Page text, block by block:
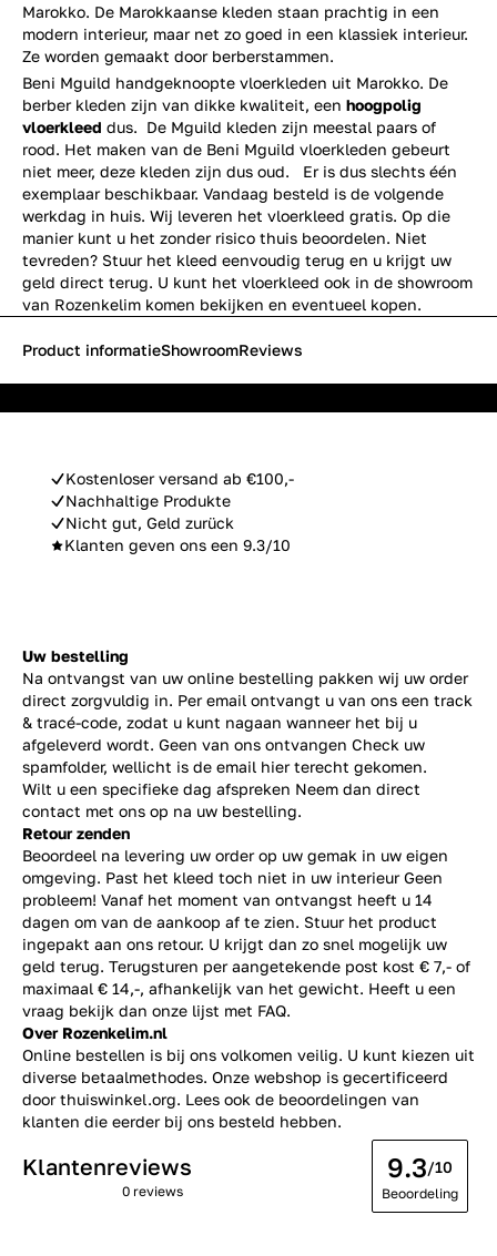
Marokko. De Marokkaanse kleden staan prachtig in een
modern interieur, maar net zo goed in een klassiek interieur.
Ze worden gemaakt door berberstammen.
Beni Mguild handgeknoopte vloerkleden uit Marokko. De
berber kleden zijn van dikke kwaliteit, een hoogpolig
vloerkleed dus. De Mguild kleden zijn meestal paars of
rood. Het maken van de Beni Mguild vloerkleden gebeurt
niet meer, deze kleden zijn dus oud. Er is dus slechts één
exemplaar beschikbaar. Vandaag besteld is de volgende
werkdag in huis. Wij leveren het vloerkleed gratis. Op die
manier kunt u het zonder risico thuis beoordelen. Niet
tevreden? Stuur het kleed eenvoudig terug en u krijgt uw
geld direct terug. U kunt het vloerkleed ook in de showroom
van Rozenkelim komen bekijken en eventueel kopen.
Kostenloser versand ab €100,-
Nachhaltige Produkte
Nicht gut, Geld zurück
Klanten geven ons een 9.3/10
Product informatieShowroomReviews
Uw bestelling
Na ontvangst van uw online bestelling pakken wij uw order
direct zorgvuldig in. Per email ontvangt u van ons een track
& tracé-code, zodat u kunt nagaan wanneer het bij u
afgeleverd wordt. Geen van ons ontvangen Check uw
spamfolder, wellicht is de email hier terecht gekomen.
Wilt u een specifieke dag afspreken Neem dan direct
contact met ons op na uw bestelling.
Retour zenden
Beoordeel na levering uw order op uw gemak in uw eigen
omgeving. Past het kleed toch niet in uw interieur Geen
probleem! Vanaf het moment van ontvangst heeft u 14
dagen om van de aankoop af te zien. Stuur het product
ingepakt aan ons retour. U krijgt dan zo snel mogelijk uw
geld terug. Terugsturen per aangetekende post kost € 7,- of
maximaal € 14,-, afhankelijk van het gewicht. Heeft u een
vraag bekijk dan onze lijst met FAQ.
Over Rozenkelim.nl
Online bestellen is bij ons volkomen veilig. U kunt kiezen uit
diverse betaalmethodes. Onze webshop is gecertificeerd
door thuiswinkel.org. Lees ook de beoordelingen van
klanten die eerder bij ons besteld hebben.
Klantenreviews
0 reviews
9.3/10
Beoordeling